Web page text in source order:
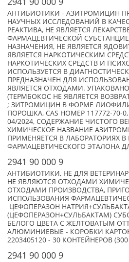
АНТИБИОТИКИ - АЗИТРОМИЦИН
НАУЧНЫХ ИССЛЕДОВАНИЙ В
РЕАКТИВА, НЕ ЯВЛЯЕТСЯ
ФАРМАЦЕВТИЧЕСКОЙ
НАЗНАЧЕНИЯ, НЕ ЯВЛЯЕТСЯ
ЯВЛЯЕТСЯ НАРКОТИЧЕСКИМ
НАРКОТИЧЕСКИХ СРЕДСТВ И
ИСПОЛЬЗУЕТСЯ В
ПРЕДНАЗНАЧЕН ДЛЯ
ЯВЛЯЕТСЯ ОТХОДАМИ.
(ТЕРМБОКОС НЕ ЯВЛЯЕТСЯ
; ЗИТРОМИЦИН В ФОРМЕ
ПОРОШКА, CAS НОМЕР 117772-70-
04/2024, СОДЕРЖАНИЕ ЧИСТОГО
ХИМИЧЕСКОЕ НАЗВАНИЕ
ПРИМЕНЯЕТСЯ В ЛАБОРАТОРИЯХ В
ФАРМАЦЕВТИЧЕСКОГО ЭТАЛОНА
2941 90 000 9
АНТИБИОТИКИ, НЕ ДЛЯ
НЕ ЯВЛЯЮТСЯ ОТХОДАМИ
ОТХОДАМИ ПРОИЗВОДСТВА,
ИСПОЛЬЗОВАНИЯ
ЦЕФОПЕРАЗОН
(ЦЕФОПЕРАЗОН+СУЛЬБАКТАМ)
БЕЛОГО ЦВЕТА С ЖЕЛТОВАТЫМ
АЛЮМИНИЕВЫЕ - КОРОБКИ
2203405120 - 30 КОНТЕЙНЕРОВ
2941 90 000 9